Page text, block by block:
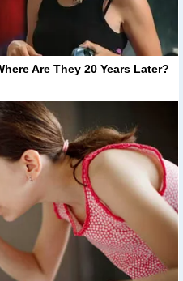
Are They 20 Years Later?